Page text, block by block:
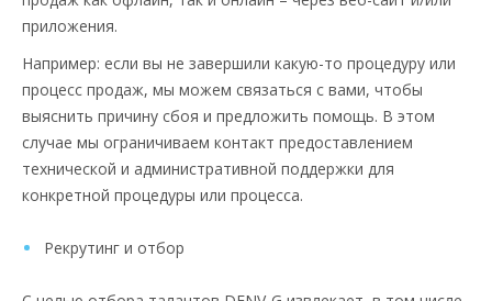
приложения.
Например: если вы не завершили какую-то процедуру или
процесс продаж, мы можем связаться с вами, чтобы
выяснить причину сбоя и предложить помощь. В этом
случае мы ограничиваем контакт предоставлением
технической и административной поддержки для
конкретной процедуры или процесса.
Рекрутинг и отбор